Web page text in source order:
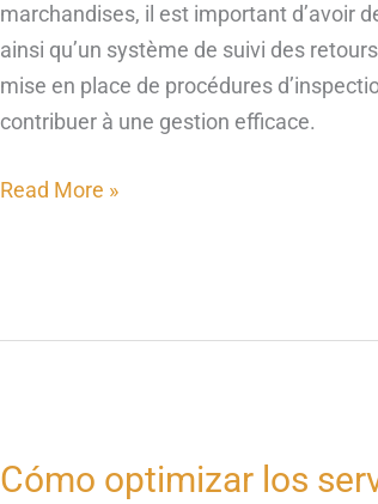
marchandises, il est important d’avoir
ainsi qu’un système de suivi des
mise en place de procédures
contribuer à une gestion efficace.
Read More »
Cómo optimizar los
Cómo